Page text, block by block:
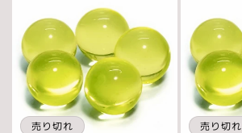
売り切れ 売り切れ